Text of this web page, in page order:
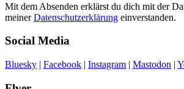
Mit dem Absenden erklärst du dich mit der
meinerDatenschutzerklärung einverstanden.
Social Media
Bluesky | Facebook | Instagram | Mastodon |